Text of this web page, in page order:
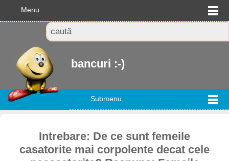
Menu
bancuri :-)
Submenu
Intrebare: De ce sunt femeile
casatorite mai corpolente decat cele